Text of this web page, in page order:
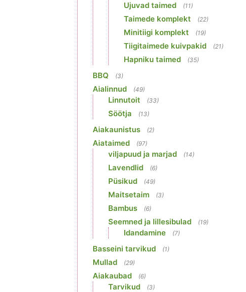
Ujuvad taimed (11)
Taimede komplekt (22)
Minitiigi komplekt (19)
Tiigitaimede kuivpakid (21)
Hapniku taimed (35)
BBQ (3)
Aialinnud (49)
Linnutoit (33)
Söötja (13)
Aiakaunistus (2)
Aiataimed (97)
viljapuud ja marjad (14)
Lavendlid (6)
Püsikud (49)
Maitsetaim (3)
Bambus (6)
Seemned ja lillesibulad (19)
Idandamine (7)
Basseini tarvikud (1)
Mullad (29)
Aiakaubad (6)
Tarvikud (3)